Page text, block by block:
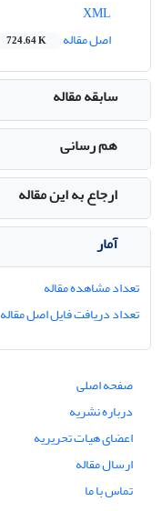
اصل مقاله
724.64 K
سابقه مقاله
هم رسانی
ارجاع به این مقاله
آمار
تعداد مشاهده مقاله
تعداد دریافت فایل اصل مقاله
صفحه اصلی
درباره نشریه
اعضای هیات تحریریه
ارسال مقاله
تماس با ما